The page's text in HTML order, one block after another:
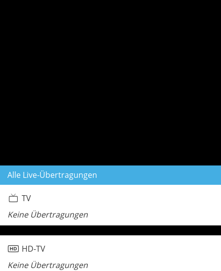
Alle Live-Übertragungen
TV
Keine Übertragungen
HD-TV
Keine Übertragungen